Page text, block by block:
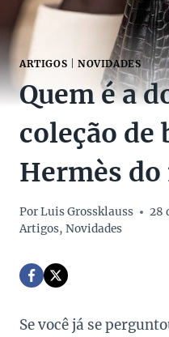
ARTIGOS NOVIDADES
Quem é a
coleção de
Hermès
PorLuis Grossklauss
28
Artigos, Novidades
Se você já se